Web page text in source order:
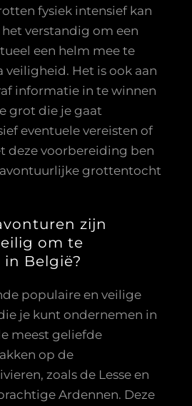
fysiek intensief kan
verstandig om een
een helm mee te
veiligheid. Het is ook aan
informatie in te winnen
grot die je gaat
eventuele vereisten of
deze voorbereiding ben
avontuurlijke grottentocht
zijn
om te
België?
populaire en veilige
je kunt ondernemen in
meest geliefde
op de
zoals de Lesse en
Ardennen. Deze